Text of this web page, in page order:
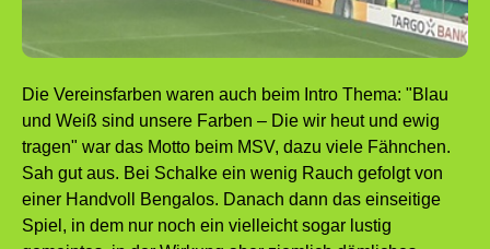
Die Vereinsfarben waren auch beim Intro Thema: "Blau
und Weiß sind unsere Farben – Die wir heut und ewig
tragen" war das Motto beim MSV, dazu viele Fähnchen.
Sah gut aus. Bei Schalke ein wenig Rauch gefolgt von
einer Handvoll Bengalos. Danach dann das einseitige
Spiel, in dem nur noch ein vielleicht sogar lustig